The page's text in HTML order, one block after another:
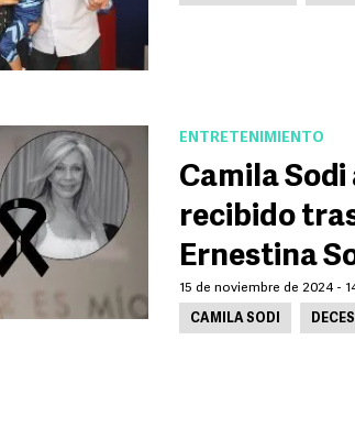
ENTRETENIMIENTO
Camila
recibido
Ernestina
15 de noviembre de 2024 -
CAMILA SODI